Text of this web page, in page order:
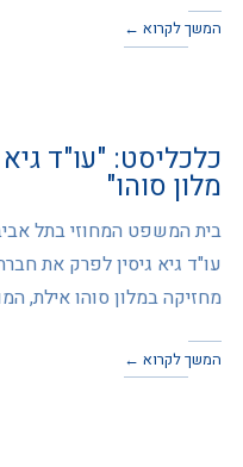
המשך לקרוא ←
כלכליסט: "עו"ד
מלון סוהו"
בית המשפט המחוזי בתל
עו"ד גיא גיסין לפרק את
מחזיקה במלון סוהו אילת,
המשך לקרוא ←